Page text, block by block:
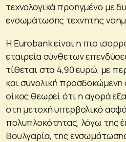
τεχνολογικά προηγμένο με
ενσωμάτωσης τεχνητής
Η Eurobank είναι η πιο
εταιρεία σύνθετων
τίθεται στα 4,90 ευρώ, με
και συνολική
οίκος θεωρεί ότι η αγορά
στη μετοχή υπερβολικό
πολυπλοκότητας, λόγω της
Βουλγαρία, της